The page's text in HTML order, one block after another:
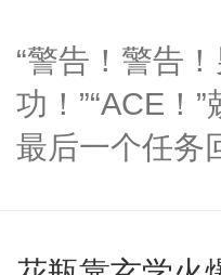
嘴硬心软、
他才发现：
氓，本体是全
来想逗逗人类
本来只想成家
“警告！警告
功！”“ACE！
最后一个任务